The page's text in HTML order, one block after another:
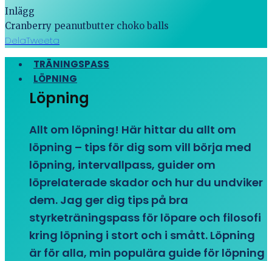
Inlägg
Cranberry peanutbutter choko balls
DelaTweeta
TRÄNINGSPASS
LÖPNING
Löpning
Allt om löpning! Här hittar du allt om
löpning – tips för dig som vill börja med
löpning, intervallpass, guider om
löprelaterade skador och hur du undviker
dem. Jag ger dig tips på bra
styrketräningspass för löpare och filosofi
kring löpning i stort och i smått. Löpning
är för alla, min populära guide för löpning